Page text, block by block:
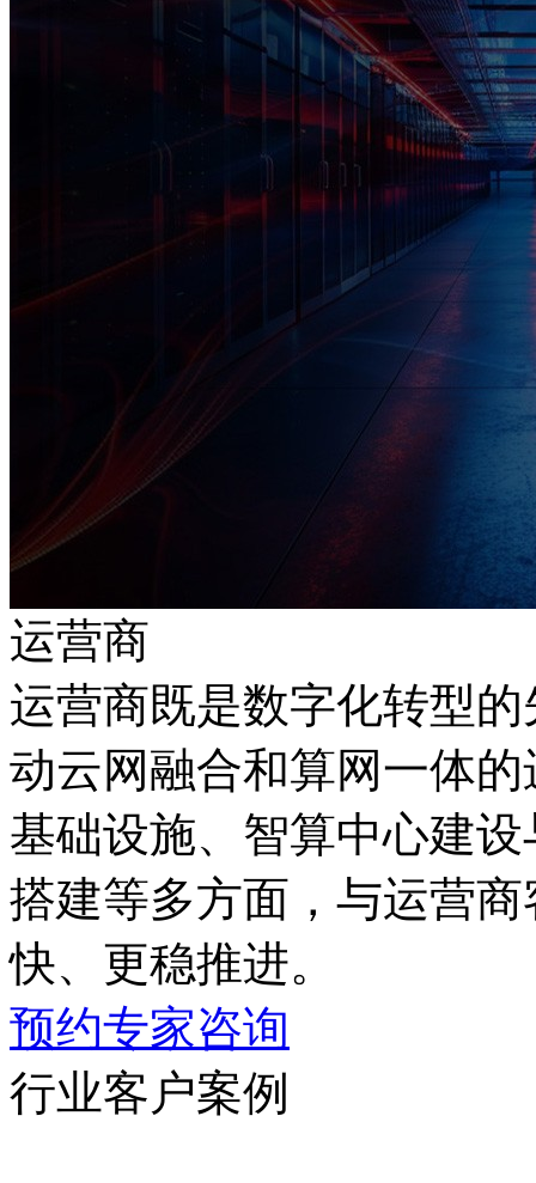
运营商
运营商既是数字化转型的
动云网融合和算网一体的
基础设施、智算中心建
搭建等多方面，与运营
快、更稳推进。
预约专家咨询
行业客户案例